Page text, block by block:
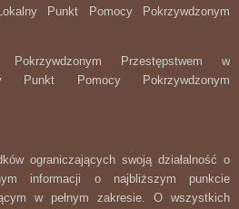
Punkt Pomocy Pokrzywdzonym
Przestępstwem w
Punkt Pomocy Pokrzywdzonym
ograniczających swoją działalność o
informacji o najbliższym punkcie
w pełnym zakresie. O wszystkich